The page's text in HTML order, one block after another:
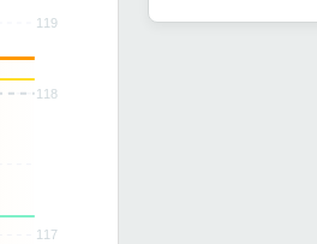
119
118
117